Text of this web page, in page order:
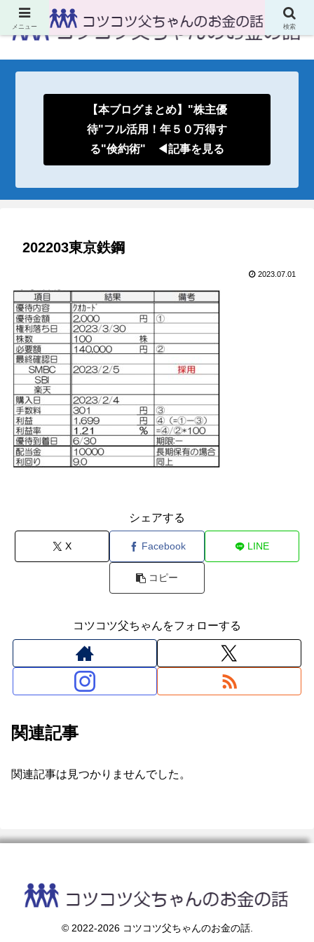
【本ブログまとめ】"株主優
待"フル活用！年５０万得す
る"倹約術" ◀記事を見る
202203東京鉄鋼
2023.07.01
シェアする
X Facebook LINE
コピー
コツコツ父ちゃんをフォローする
関連記事
関連記事は見つかりませんでした。
© 2022-2026 コツコツ父ちゃんのお金の話.
メニュー 検索